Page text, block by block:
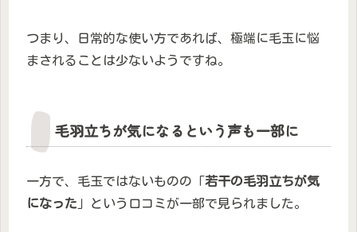
つまり、日常的な使い方であれば、極端に毛玉に悩
まされることは少ないようですね。
毛羽立ちが気になるという声も一部に
一方で、毛玉ではないものの「若干の毛羽立ちが気
になった 」という口コミが一部で見られました。